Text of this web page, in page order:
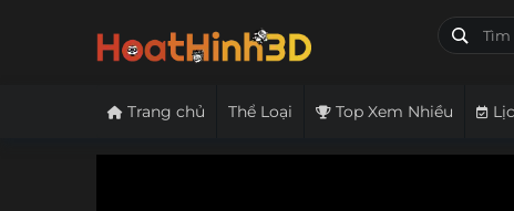
Trang chủ Thể Loại Top Xem Nhiều